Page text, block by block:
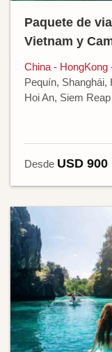
Paquete de
Vietnam y
China -
Pequín, Shanghái,
Hoi An, Siem Reap
Desde USD 900